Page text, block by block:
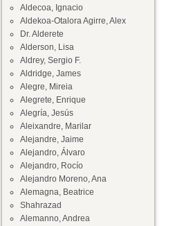
Aldecoa, Ignacio
Aldekoa-Otalora Agirre, Alex
Dr. Alderete
Alderson, Lisa
Aldrey, Sergio F.
Aldridge, James
Alegre, Mireia
Alegrete, Enrique
Alegría, Jesús
Aleixandre, Marilar
Alejandre, Jaime
Alejandro, Álvaro
Alejandro, Rocío
Alejandro Moreno, Ana
Alemagna, Beatrice
Shahrazad
Alemanno, Andrea